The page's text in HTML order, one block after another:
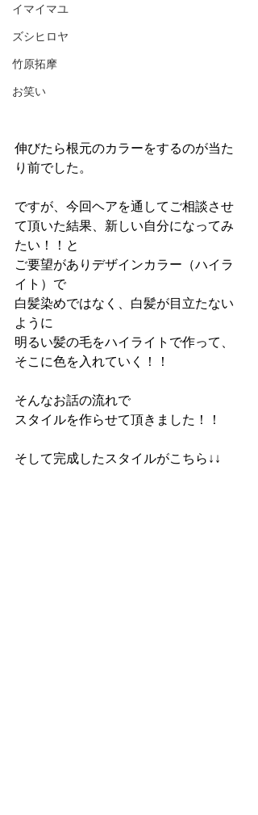
イマイマユ
ズシヒロヤ
竹原拓摩
お笑い
伸びたら根元のカラーをするのが当た
り前でした。
ですが、今回ヘアを通してご相談させ
て頂いた結果、新しい自分になってみ
たい！！と
ご要望がありデザインカラー（ハイラ
イト）で
白髪染めではなく、白髪が目立たない
ように
明るい髪の毛をハイライトで作って、
そこに色を入れていく！！
そんなお話の流れで
スタイルを作らせて頂きました！！
そして完成したスタイルがこちら↓↓